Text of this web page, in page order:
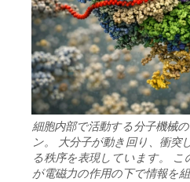
細胞内部で活動する分子機械
ン。 大分子が動き回り、衝突
る秩序を表現しています。 こ
が電磁力の作用の下で情報を